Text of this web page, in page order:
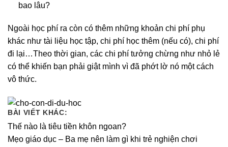
bao lâu?
Ngoài học phí ra còn có thêm những khoản chi phí phụ
khác như tài liệu học tập, chi phí học thêm (nếu có), chi phí
đi lại…Theo thời gian, các chi phí tưởng chừng như nhỏ lẻ
có thể khiến bạn phải giật mình vì đã phớt lờ nó một cách
vô thức.
BÀI VIẾT KHÁC:
Thế nào là tiêu tiền khôn ngoan?
Mẹo giáo dục – Ba mẹ nên làm gì khi trẻ nghiện chơi